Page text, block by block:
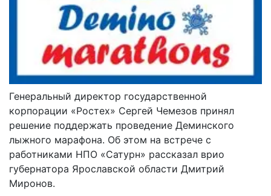
Генеральный директор государственной
корпорации «Ростех» Сергей Чемезов принял
решение поддержать проведение Деминского
лыжного марафона. Об этом на встрече с
работниками НПО «Сатурн» рассказал врио
губернатора Ярославской области Дмитрий
Миронов.